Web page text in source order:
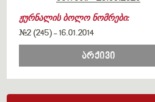
ჟურნალის ბოლო ნომრები:
#2 (245)-16.01.2014
არქივი